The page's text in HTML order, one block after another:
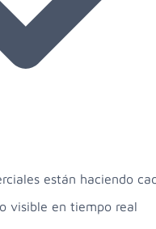
están haciendo
visible en tiempo real